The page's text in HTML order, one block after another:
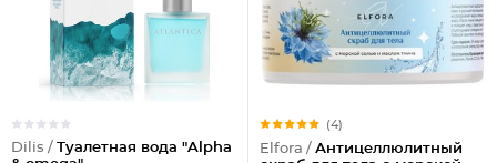
Dilis / Туалетная вода "Alpha
(4)
Elfora / Антицеллюлитный